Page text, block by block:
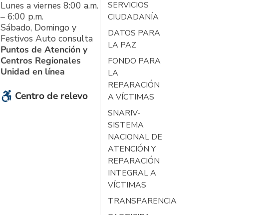
Lunes a viernes 8:00 a.m.
– 6:00 p.m.
Sábado, Domingo y
Festivos Auto consulta
Puntos de Atención y
Centros Regionales
Unidad en línea
Centro de relevo
SERVICIOS
CIUDADANÍA
DATOS PARA
LA PAZ
FONDO PARA
LA
REPARACIÓN
A VÍCTIMAS
SNARIV-
SISTEMA
NACIONAL DE
ATENCIÓN Y
REPARACIÓN
INTEGRAL A
VÍCTIMAS
TRANSPARENCIA